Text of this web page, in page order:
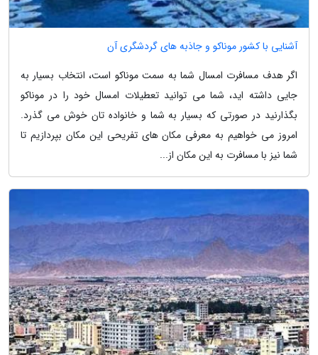
آشنایی با کشور موناکو و جاذبه های گردشگری آن
اگر هدف مسافرت امسال شما به سمت موناکو است، انتخاب بسیار به
جایی داشته اید، شما می توانید تعطیلات امسال خود را در موناکو
بگذارنید در صورتی که بسیار به شما و خانواده تان خوش می گذرد.
امروز می خواهیم به معرفی مکان های تفریحی این مکان بپردازیم تا
شما نیز با مسافرت به این مکان از...